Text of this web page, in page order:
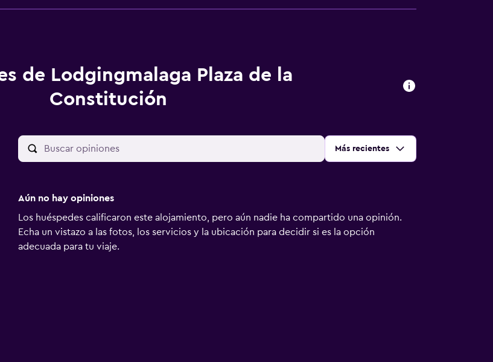
de Lodgingmalaga Plaza de la
Constitución
Ordenar por:
Más recientes
Aún no hay opiniones
Los huéspedes calificaron este alojamiento, pero aún nadie ha compartido una opinión.
Echa un vistazo a las fotos, los servicios y la ubicación para decidir si es la opción
adecuada para tu viaje.